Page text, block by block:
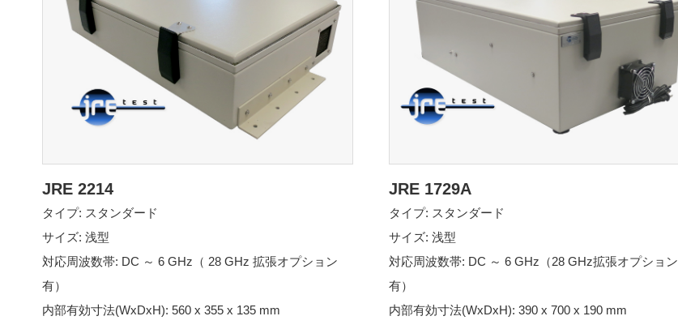
JRE 2214
タイプ: スタンダード
サイズ: 浅型
対応周波数帯: DC ～ 6 GHz（ 28 GHz 拡張オプション
有）
内部有効寸法(WxDxH): 560 x 355 x 135 mm
JRE 1729A
タイプ: スタンダード
サイズ: 浅型
対応周波数帯: DC ～ 6 GHz（28 GHz拡張オプション
有）
内部有効寸法(WxDxH): 390 x 700 x 190 mm